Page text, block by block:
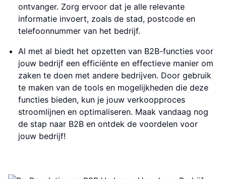
ontvanger. Zorg ervoor dat je alle relevante
informatie invoert, zoals de stad, postcode en
telefoonnummer van het bedrijf.
Al met al biedt het opzetten van B2B-functies voor
jouw bedrijf een efficiënte en effectieve manier om
zaken te doen met andere bedrijven. Door gebruik
te maken van de tools en mogelijkheden die deze
functies bieden, kun je jouw verkoopproces
stroomlijnen en optimaliseren. Maak vandaag nog
de stap naar B2B en ontdek de voordelen voor
jouw bedrijf!